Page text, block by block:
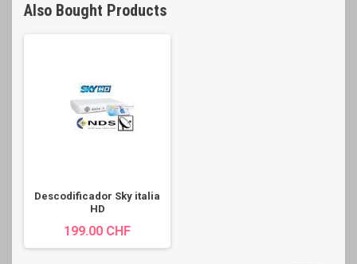
Also Bought Products
Descodificador Sky italia
HD
199.00 CHF